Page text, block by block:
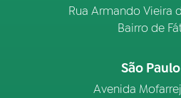
Rua Armando Vieira
Bairro de
São
Avenida